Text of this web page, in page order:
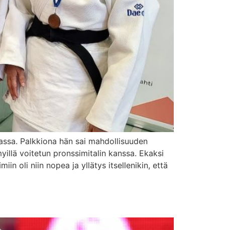
Palkkiona hän sai mahdollisuuden
voitetun pronssimitalin kanssa. Ekaksi
oli niin nopea ja yllätys itsellenikin, että